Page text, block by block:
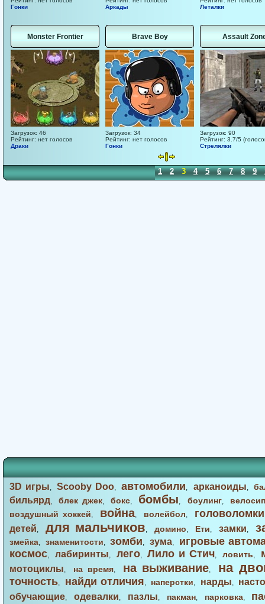
Гонки
Аркады
Леталки
Monster Frontier
Загрузок: 46
Рейтинг: нет голосов
Драки
Brave Boy
Загрузок: 34
Рейтинг: нет голосов
Гонки
Assault
Загрузок: 90
Рейтинг: 3.7/5
Стрелялки
1 2 3 4 5 6 7 8 9
3D игры,Scooby Doo,автомобили, арканоиды,
бильярд,блек джек,бокс, бомбы, боулинг,
воздушный хоккей, война, волейбол, головоломки
детей, для мальчиков, домино, Ети, замки,
змейка, знаменитости,зомби, зума,
игровые
космос, лабиринты, лего,Лило и Стич,ловить,
мотоциклы, на время, на выживание, на
точность, найди отличия, наперстки, нарды,
обучающие, одевалки, пазлы, пакман, парковка,